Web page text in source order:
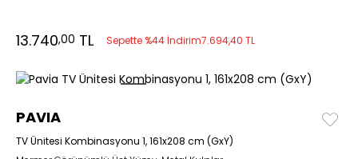
13.740,00 TL Sepette %44 İndirim7.694,40 TL
PAVIA
TV Ünitesi Kombinasyonu 1, 161x208 cm (GxY)